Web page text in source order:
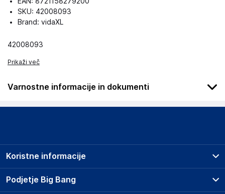
SKU: 42008093
Brand: vidaXL
42008093
Prikaži več
Varnostne informacije in dokumenti
Haba Trading B.V.
državo in elektronski naslov) povezane s proizvajalcem
vidaXL
Podjetje Big Bang
Koristne informacije
Prodajna mesta